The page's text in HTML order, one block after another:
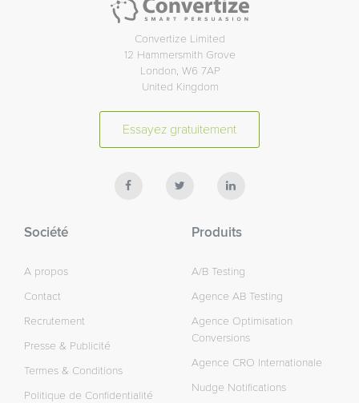
Convertize Limited
12 Hammersmith Grove
London, W6 7AP
United Kingdom
Essayez gratuitement
Société
A propos
Contact
Recrutement
Presse & Publicité
Termes & Conditions
Politique de Confidentialité
Produits
A/B Testing
Agence AB Testing
Agence Optimisation
Conversions
Agence CRO Internationale
Nudge Notifications